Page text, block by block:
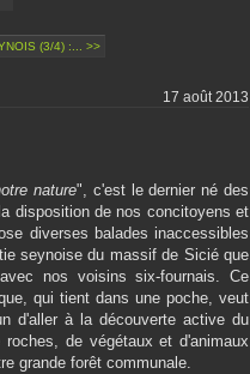
(3/4) :... >>
17 août 2013
nature", c'est le dernier né des
disposition de nos concitoyens et
diverses balades inaccessibles
seynoise du massif de Sicié que
nos voisins six-fournais. Ce
qui tient dans une poche, veut
d'aller à la découverte active du
roches, de végétaux et d'animaux
grande forêt communale.